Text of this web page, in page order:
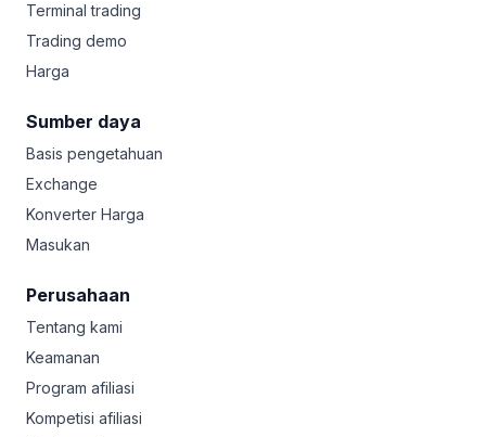
Terminal trading
Trading demo
Harga
Sumber daya
Basis pengetahuan
Exchange
Konverter Harga
Masukan
Perusahaan
Tentang kami
Keamanan
Program afiliasi
Kompetisi afiliasi